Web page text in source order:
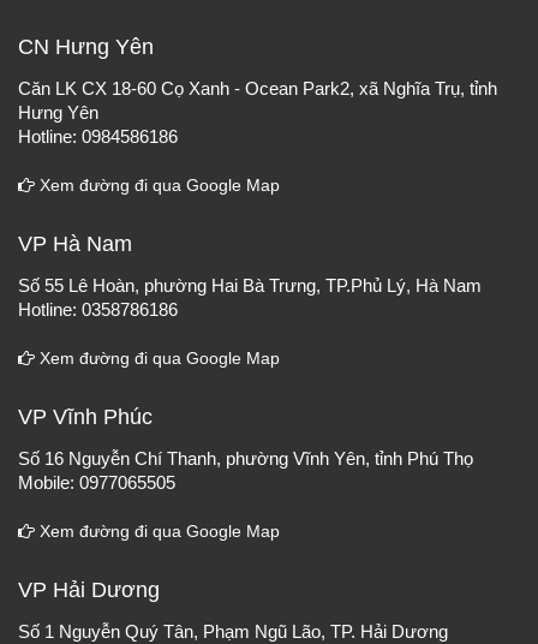
CN Hưng Yên
Căn LK CX 18-60 Cọ Xanh - Ocean Park2, xã Nghĩa Trụ, tỉnh
Hưng Yên
Hotline: 0984586186
Xem đường đi qua Google Map
VP Hà Nam
Số 55 Lê Hoàn, phường Hai Bà Trưng, TP.Phủ Lý, Hà Nam
Hotline: 0358786186
Xem đường đi qua Google Map
VP Vĩnh Phúc
Số 16 Nguyễn Chí Thanh, phường Vĩnh Yên, tỉnh Phú Thọ
Mobile: 0977065505
Xem đường đi qua Google Map
VP Hải Dương
Số 1 Nguyễn Quý Tân, Phạm Ngũ Lão, TP. Hải Dương